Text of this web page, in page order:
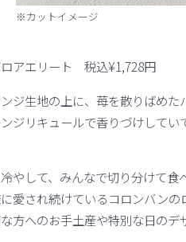
※カットイメージ
アエリート 税込¥1,728円
ジ生地の上に、苺を散りばめた
ジリキュールで香りづけしてい
やして、みんなで切り分けて食
愛され続けているコロンバンの
方へのお手土産や特別な日の